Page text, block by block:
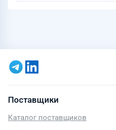
Поставщики
Каталог поставщиков